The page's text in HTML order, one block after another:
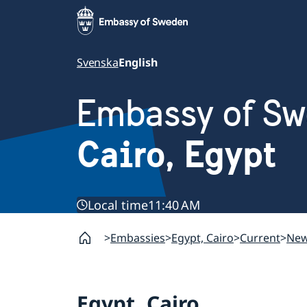
SvenskaEnglish
Embassy of
Cairo, Egypt
Local time11:40 AM
Embassies Egypt, Cairo Current